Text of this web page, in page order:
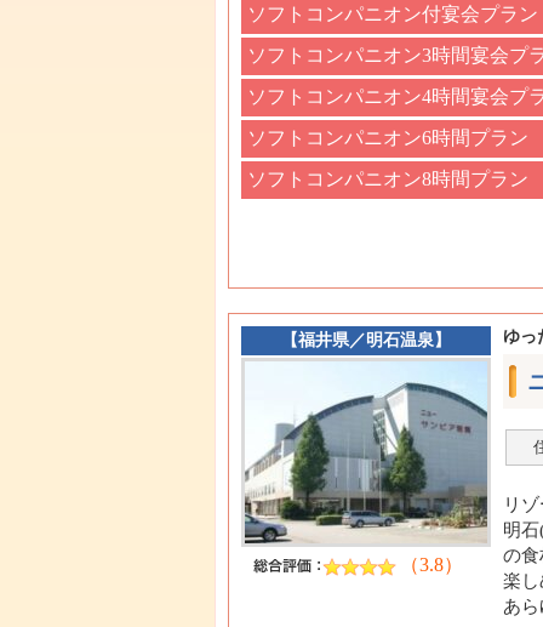
ソフトコンパニオン付宴会プラン
ソフトコンパニオン3時間宴会プ
ソフトコンパニオン4時間宴会プ
ソフトコンパニオン6時間プラン
ソフトコンパニオン8時間プラン
【福井県／明石温泉】
（3.8）
ゆっ
リ
明
の
楽し
あら